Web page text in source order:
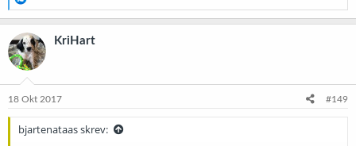
e
a
k
s
j
o
e
KriHart
18 Okt 2017 #149
bjartenataas skrev: